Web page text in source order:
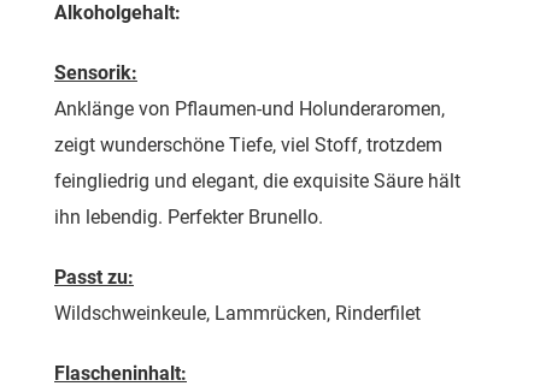
Alkoholgehalt:
Sensorik:
Anklänge von Pflaumen-und Holunderaromen,
zeigt wunderschöne Tiefe, viel Stoff, trotzdem
feingliedrig und elegant, die exquisite Säure hält
ihn lebendig. Perfekter Brunello.
Passt zu:
Wildschweinkeule, Lammrücken, Rinderfilet
Flascheninhalt: